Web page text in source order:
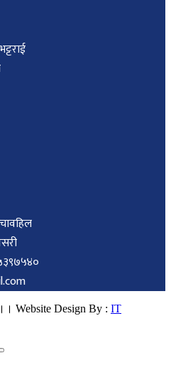
Website Design By : IT